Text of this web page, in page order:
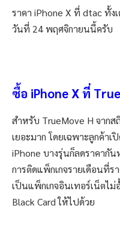
ราคา iPhone X ที่ dtac ทั้ง
วันที่ 24 พฤศจิกายนนี้ครับ
ซื้อ iPhone X ที่
สำหรับ TrueMove H จาก
เยอะมาก โดยเฉพาะลูกค้า
iPhone บางรุ่นก็ลดราคากั
การติดแพ็กเกจรายเดือนที่ร
เป็นแพ็กเกจอินเทอร์เน็ตไ
Black Card ให้ไปด้วย